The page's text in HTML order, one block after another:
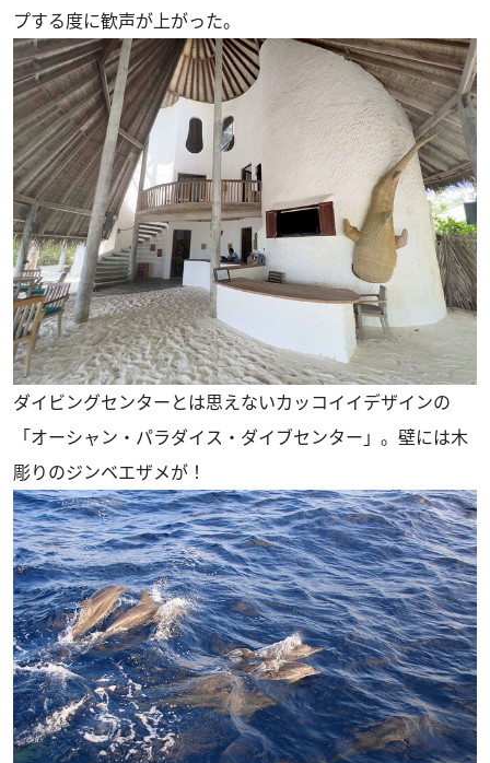
プする度に歓声が上がった。
ダイビングセンターとは思えないカッコイイデザインの
「オーシャン・パラダイス・ダイブセンター」。壁には木
彫りのジンベエザメが！